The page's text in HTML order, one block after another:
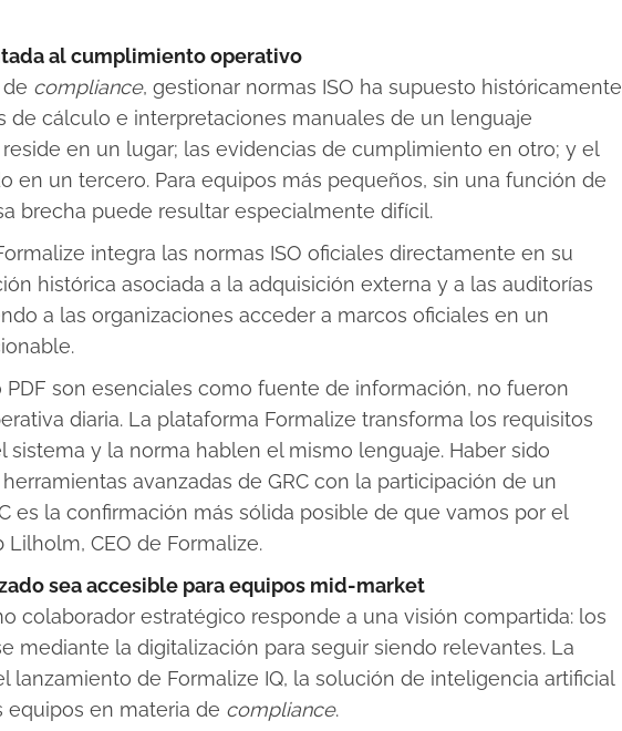
al cumplimiento operativo
compliance, gestionar normas ISO ha supuesto históricamente
de cálculo e interpretaciones manuales de un lenguaje
en un lugar; las evidencias de cumplimiento en otro; y el
en un tercero. Para equipos más pequeños, sin una función de
brecha puede resultar especialmente difícil.
integra las normas ISO oficiales directamente en su
histórica asociada a la adquisición externa y a las auditorías
a las organizaciones acceder a marcos oficiales en un
son esenciales como fuente de información, no fueron
diaria. La plataforma Formalize transforma los requisitos
sistema y la norma hablen el mismo lenguaje. Haber sido
avanzadas de GRC con la participación de un
es la confirmación más sólida posible de que vamos por el
CEO de Formalize.
sea accesible para equipos mid-market
colaborador estratégico responde a una visión compartida: los
mediante la digitalización para seguir siendo relevantes. La
lanzamiento de Formalize IQ, la solución de inteligencia artificial
equipos en materia de compliance.